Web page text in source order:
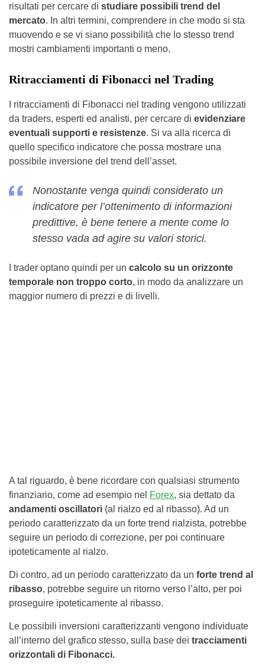
risultati per cercare di studiare possibili trend del
mercato. In altri termini, comprendere in che modo si sta
muovendo e se vi siano possibilità che lo stesso trend
mostri cambiamenti importanti o meno.
Ritracciamenti di Fibonacci nel Trading
I ritracciamenti di Fibonacci nel trading vengono utilizzati
da traders, esperti ed analisti, per cercare di evidenziare
eventuali supporti e resistenze. Si va alla ricerca di
quello specifico indicatore che possa mostrare una
possibile inversione del trend dell’asset.
Nonostante venga quindi considerato un
indicatore per l’ottenimento di informazioni
predittive, è bene tenere a mente come lo
stesso vada ad agire su valori storici.
I trader optano quindi per un calcolo su un orizzonte
temporale non troppo corto, in modo da analizzare un
maggior numero di prezzi e di livelli.
A tal riguardo, è bene ricordare con qualsiasi strumento
finanziario, come ad esempio nel Forex, sia dettato da
andamenti oscillatori (al rialzo ed al ribasso). Ad un
periodo caratterizzato da un forte trend rialzista, potrebbe
seguire un periodo di correzione, per poi continuare
ipoteticamente al rialzo.
Di contro, ad un periodo caratterizzato da un forte trend al
ribasso, potrebbe seguire un ritorno verso l’alto, per poi
proseguire ipoteticamente al ribasso.
Le possibili inversioni caratterizzanti vengono individuate
all’interno del grafico stesso, sulla base dei tracciamenti
orizzontali di Fibonacci.